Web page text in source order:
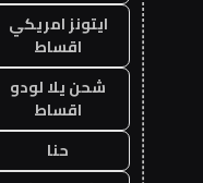
ايتونز امريكي
اقساط
شحن يلا لودو
اقساط
حنا